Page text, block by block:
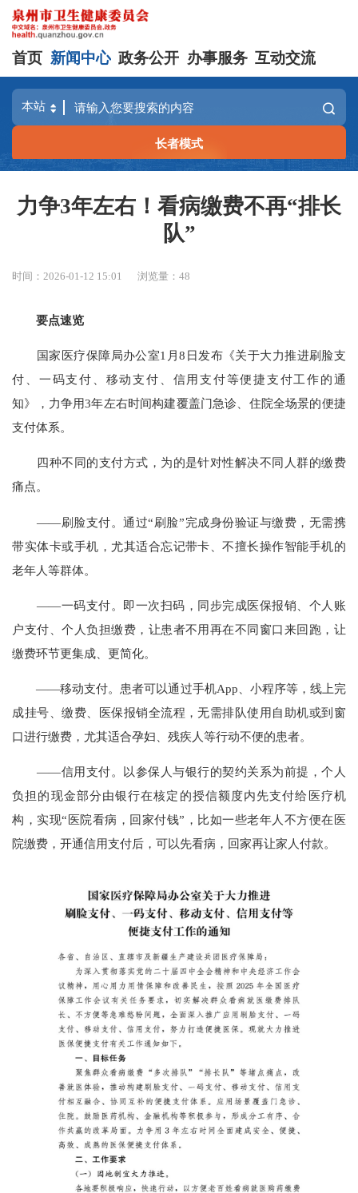
首页 新闻中心 政务公开 办事服务 互动交流
长者模式
力争3年左右！看病缴费不再“排长
队”
时间：2026-01-12 15:01 浏览量：48
要点速览
国家医疗保障局办公室1月8日发布《关于大力推进刷脸支
付、一码支付、移动支付、信用支付等便捷支付工作的通
知》，力争用3年左右时间构建覆盖门急诊、住院全场景的便捷
支付体系。
四种不同的支付方式，为的是针对性解决不同人群的缴费
痛点。
——刷脸支付。通过“刷脸”完成身份验证与缴费，无需携
带实体卡或手机，尤其适合忘记带卡、不擅长操作智能手机的
老年人等群体。
——一码支付。即一次扫码，同步完成医保报销、个人账
户支付、个人负担缴费，让患者不用再在不同窗口来回跑，让
缴费环节更集成、更简化。
——移动支付。患者可以通过手机App、小程序等，线上完
成挂号、缴费、医保报销全流程，无需排队使用自助机或到窗
口进行缴费，尤其适合孕妇、残疾人等行动不便的患者。
——信用支付。以参保人与银行的契约关系为前提，个人
负担的现金部分由银行在核定的授信额度内先支付给医疗机
构，实现“医院看病，回家付钱”，比如一些老年人不方便在医
院缴费，开通信用支付后，可以先看病，回家再让家人付款。